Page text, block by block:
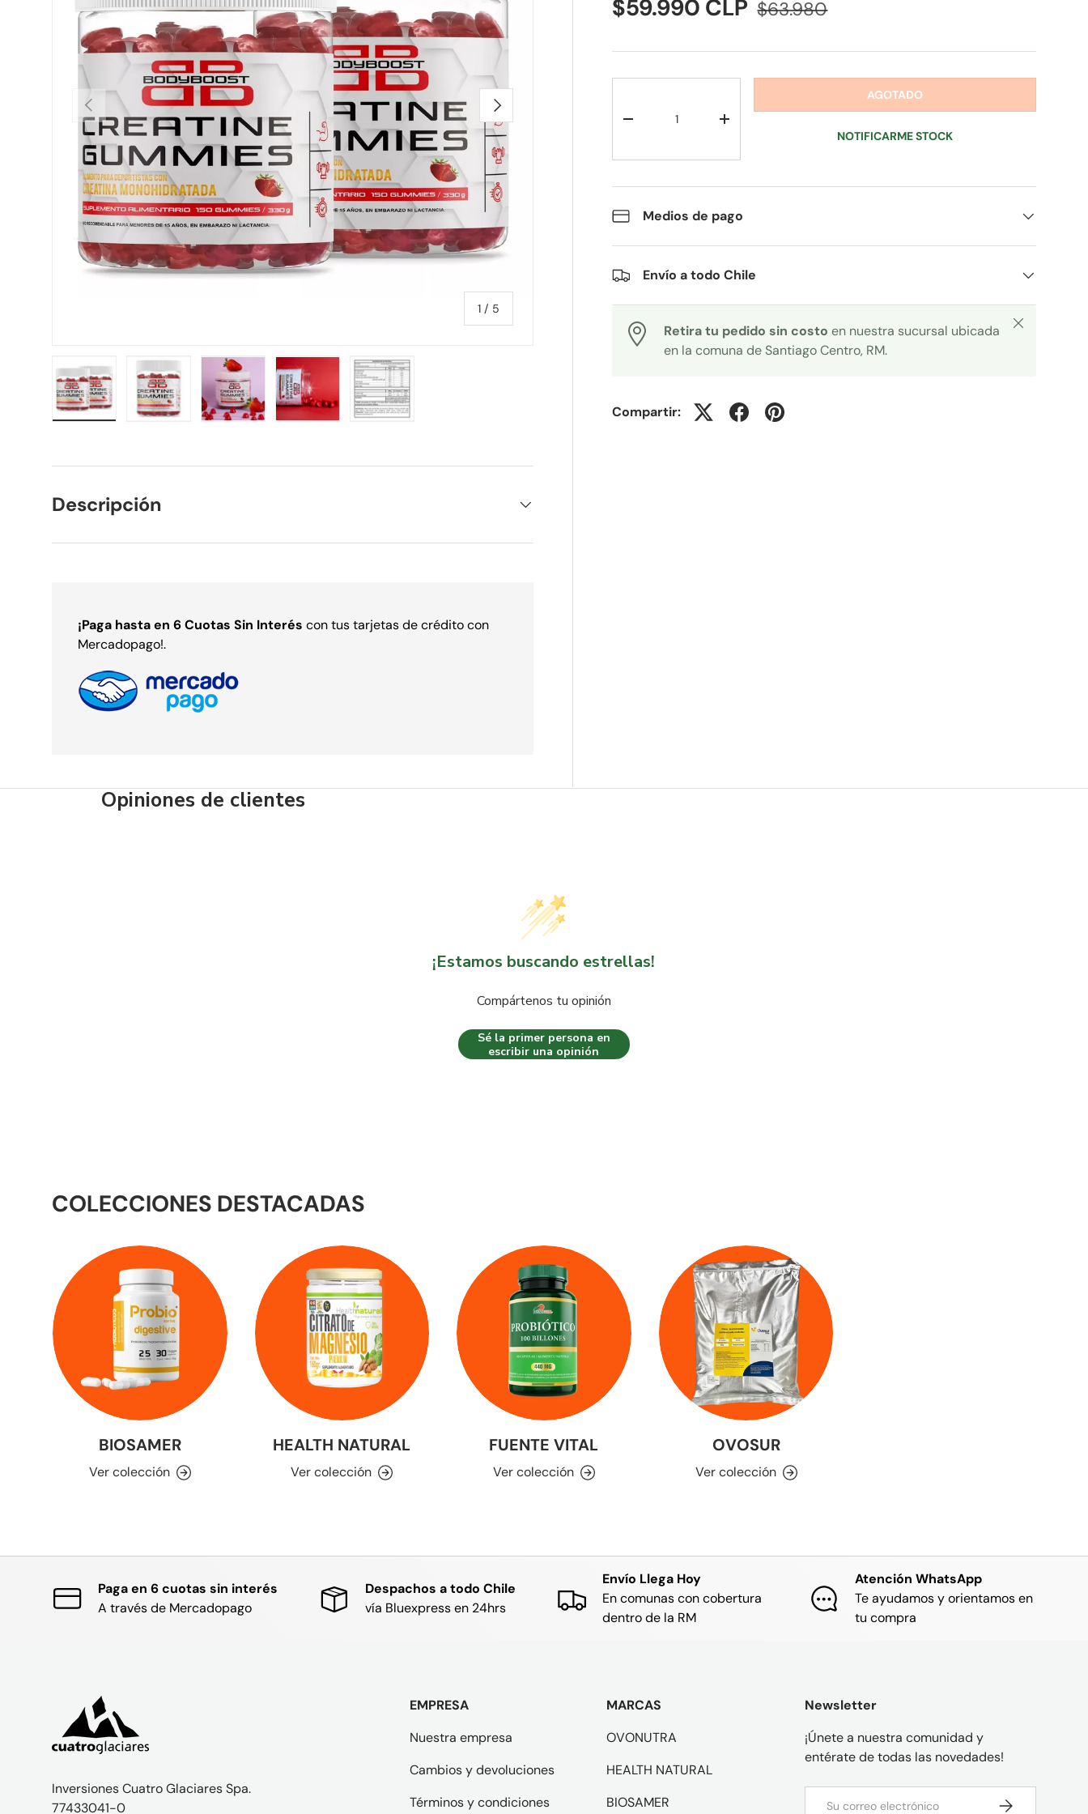
ANTERIOR
1 / de
5
SIGUIENTE
$59.990 CLP $63.980
- +
AGOTADO
NOTIFICARME STOCK
Medios de pago
Envío a todo Chile
Retira tu pedido sin costoen nuestra sucursal ubicada
en la comuna de Santiago Centro, RM.
Cerrar
Compartir:
Descripción
¡Paga hasta en 6 Cuotas Sin Interés con tus tarjetas de crédito con
Mercadopago!.
Opiniones de clientes
¡Estamos buscando estrellas!
Compártenos tu opinión
Sé la primer persona en
escribir una opinión
COLECCIONES DESTACADAS
BIOSAMER
Ver colección
HEALTH NATURAL
Ver colección
FUENTE VITAL
Ver colección
OVOSUR
Ver colección
Paga en 6 cuotas sin interés
A través de Mercadopago
Despachos a todo Chile
vía Bluexpress en 24hrs
Envío Llega Hoy
En comunas con cobertura
dentro de la RM
Atención WhatsApp
Te ayudamos y orientamos en
tu compra
Inversiones Cuatro Glaciares Spa.
77433041-0
EMPRESA
Nuestra empresa
Cambios y devoluciones
Términos y condiciones
MARCAS
OVONUTRA
HEALTH NATURAL
BIOSAMER
Newsletter
¡Únete a nuestra comunidad y
entérate de todas las novedades!
SUSCRIBIRSE